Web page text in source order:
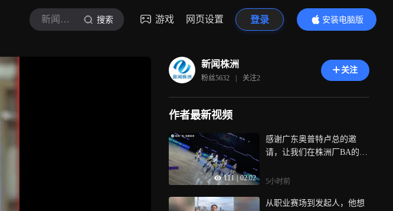
新闻株洲 搜索 游戏 网页设置 登录
安装电脑版
内容更精彩
新闻株洲
粉丝5632 | 关注2
关注
作者最新视频
111 02:02
感谢广东奥普特卢总的邀
请，让我们在株洲厂BA的赛
5小时前
从职业赛场到发起人，他想